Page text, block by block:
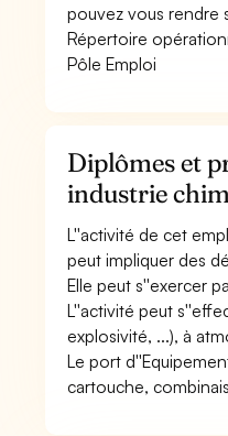
pouvez vous rendre
Répertoire
Pôle Emploi
Diplômes et
industrie
L''activité de cet
peut impliquer des
Elle peut s''exercer
L''activité peut
explosivité, ...), à
Le port
cartouche,